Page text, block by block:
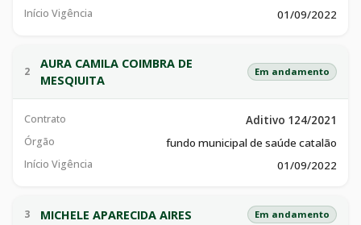
Início Vigência 01/09/2022
2
AURA CAMILA COIMBRA DE
MESQIUITA
Em andamento
Contrato Aditivo 124/2021
Órgão fundo municipal de saúde catalão
Início Vigência 01/09/2022
3 MICHELE APARECIDA AIRES Em andamento